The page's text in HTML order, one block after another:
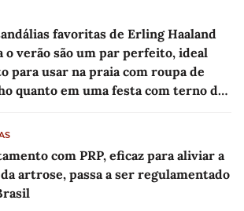
favoritas de Erling Haaland
o verão são um par perfeito, ideal
para usar na praia com roupa de
quanto em uma festa com terno de
com PRP, eficaz para aliviar a
artrose, passa a ser regulamentado